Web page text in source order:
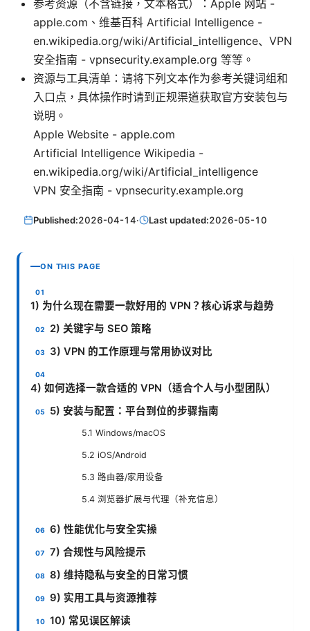
参考资源（不含链接，文本格式）：Apple 网站 -
apple.com、维基百科 Artificial Intelligence -
en.wikipedia.org/wiki/Artificial_intelligence、VPN
安全指南 - vpnsecurity.example.org 等等。
资源与工具清单：请将下列文本作为参考关键词组和
入口点，具体操作时请到正规渠道获取官方安装包与
说明。
Apple Website - apple.com
Artificial Intelligence Wikipedia -
en.wikipedia.org/wiki/Artificial_intelligence
VPN 安全指南 - vpnsecurity.example.org
Published:2026-04-14· Last updated:2026-05-10
ON THIS PAGE
1) 为什么现在需要一款好用的 VPN？核心诉求与趋势
2) 关键字与 SEO 策略
3) VPN 的工作原理与常用协议对比
4) 如何选择一款合适的 VPN（适合个人与小型团队）
5) 安装与配置：平台到位的步骤指南
5.1 Windows/macOS
5.2 iOS/Android
5.3 路由器/家用设备
5.4 浏览器扩展与代理（补充信息）
6) 性能优化与安全实操
7) 合规性与风险提示
8) 维持隐私与安全的日常习惯
9) 实用工具与资源推荐
10) 常见误区解读